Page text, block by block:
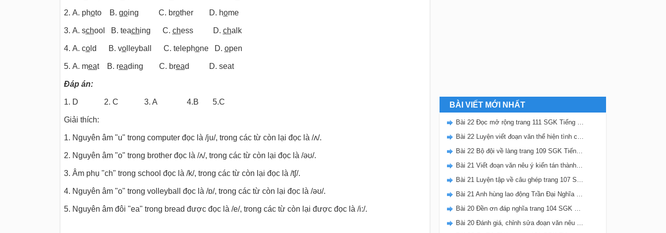
2. A. photo B. going C. brother D. home
3. A. school B. teaching C. chess D. chalk
4. A. cold B. volleyball C. telephone D. open
5. A. meat B. reading C. bread D. seat
Đáp án:
1. D 2. C 3. A 4.B 5.C
Giải thích:
1. Nguyên âm "u" trong computerđọc là /ju/, trong các từ còn lại đọc là /ʌ/.
2. Nguyên âm "o" trong brotherđọc là /ʌ/, trong các từ còn lại đọc là /əʊ/.
3. Âm phụ "ch" trong school đọc là /k/, trong các từ còn lại đọc là /tʃ/.
4. Nguyên âm "o" trong volleyball đọc là /ɒ/, trong các từ còn lại đọc là /əʊ/.
5. Nguyên âm đôi "ea" trong bread được đọc là /e/, trong các từ còn lại được đọc là /i:/.
BÀI VIẾT MỚI NHẤT
Bài 22 Đọc mở rộng trang 111 SGK Tiếng Việt 5 Kết nối tri thức tập 2
Bài 22 Luyện viết đoạn văn thể hiện tình cảm, cảm xúc về một sự việc trang 111 SGK Tiếng Việt 5 Kết nối tri thức tập 2
Bài 22 Bộ đội về làng trang 109 SGK Tiếng Việt 5 Kết nối tri thức tập 2
Bài 21 Viết đoạn văn nêu ý kiến tán thành một sự việc, hiện tượng (Bài viết số 2) trang 108 SGK Tiếng Việt 5 Kết nối tri thức tập 2
Bài 21 Luyện tập về câu ghép trang 107 SGK Tiếng Việt 5 Kết nối tri thức tập 2
Bài 21 Anh hùng lao động Trần Đại Nghĩa trang 106 SGK Tiếng Việt 5 Kết nối tri thức tập 2
Bài 20 Đền ơn đáp nghĩa trang 104 SGK Tiếng Việt 5 Kết nối tri thức tập 2
Bài 20 Đánh giá, chỉnh sửa đoạn văn nêu ý kiến tán thành một sự vật, hiện tượng trang 103 SGK Tiếng Việt 5 Kết nối tri thức tập 2